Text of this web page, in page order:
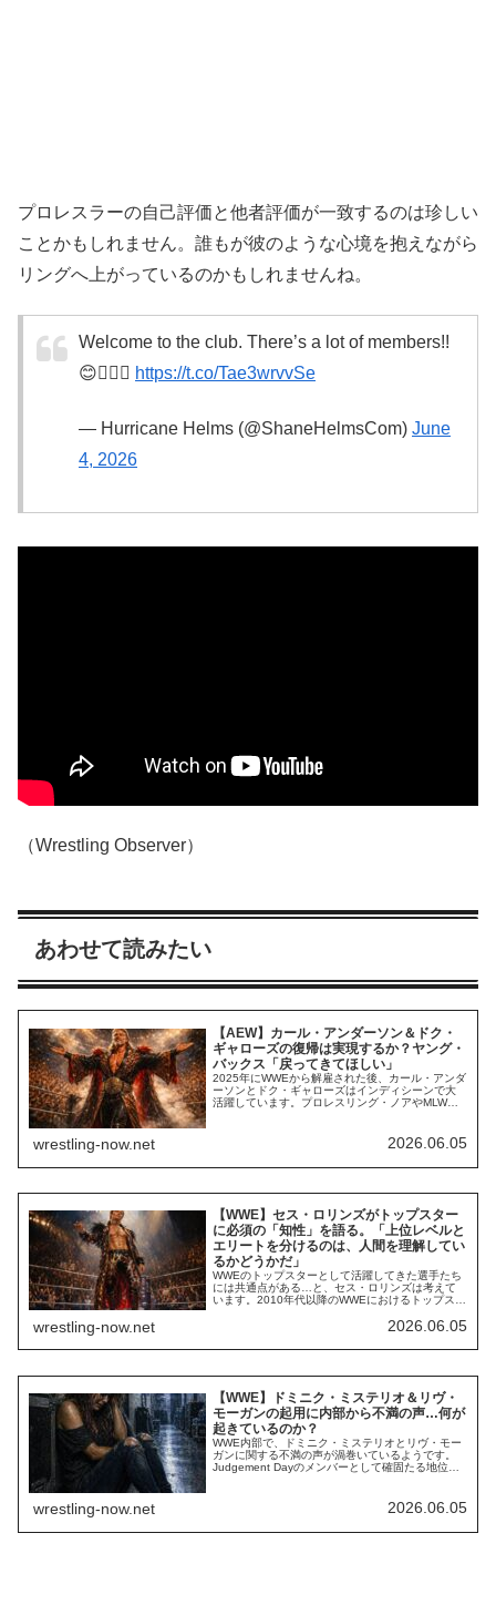
プロレスラーの自己評価と他者評価が一致するのは珍しい
ことかもしれません。誰もが彼のような心境を抱えながら
リングへ上がっているのかもしれませんね。
Welcome to the club. There’s a lot of members!!
😊🤷🏻‍♂️ https://t.co/Tae3wrvvSe
— Hurricane Helms (@ShaneHelmsCom) June
4, 2026
（Wrestling Observer）
あわせて読みたい
【AEW】カール・アンダーソン＆ドク・
ギャローズの復帰は実現するか？ヤング・
バックス「戻ってきてほしい」
2025年にWWEから解雇された後、カール・アンダ
ーソンとドク・ギャローズはインディシーンで大
活躍しています。プロレスリング・ノアやMLW、
いは留まるところを知りません。そんな彼らの活
躍に、AEW内部からも熱視線が注がれています。
wrestling-now.net 2026.06.05
【WWE】セス・ロリンズがトップスター
に必須の「知性」を語る。「上位レベルと
エリートを分けるのは、人間を理解してい
るかどうかだ」
WWEのトップスターとして活躍してきた選手たち
には共通点がある…と、セス・ロリンズは考えて
います。2010年代以降のWWEにおけるトップスタ
誇り、他のスターたちへのリスペクトを公言して
通点がある」と考えているようです。最新のイン
wrestling-now.net 2026.06.05
【WWE】ドミニク・ミステリオ＆リヴ・
モーガンの起用に内部から不満の声…何が
起きているのか？
WWE内部で、ドミニク・ミステリオとリヴ・モー
ガンに関する不満の声が渦巻いているようです。
Judgement Dayのメンバーとして確固たる地位を
いう認識が広まっているのだとか。レッスルマニ
ア42後、モーガンはステファニー・バッケルとの
wrestling-now.net 2026.06.05